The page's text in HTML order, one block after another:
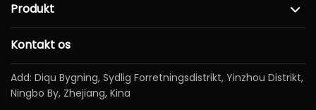
Produkt
Kontakt os
Add: Diqu Bygning, Sydlig Forretningsdistrikt, Yinzhou Distrikt,
Ningbo By, Zhejiang, Kina